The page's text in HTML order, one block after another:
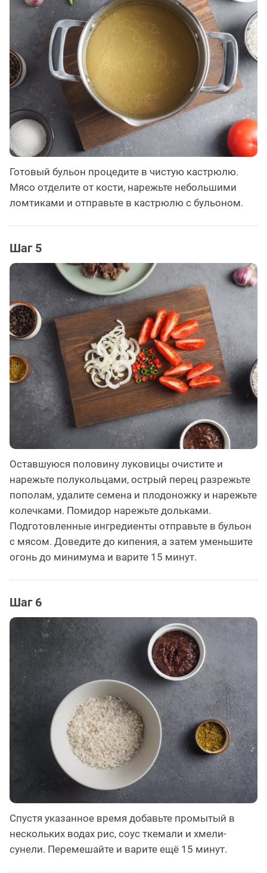
Готовый бульон процедите в чистую кастрюлю.
Мясо отделите от кости, нарежьте небольшими
ломтиками и отправьте в кастрюлю с бульоном.
Шаг 5
Оставшуюся половину луковицы очистите и
нарежьте полукольцами, острый перец разрежьте
пополам, удалите семена и плодоножку и нарежьте
колечками. Помидор нарежьте дольками.
Подготовленные ингредиенты отправьте в бульон
с мясом. Доведите до кипения, а затем уменьшите
огонь до минимума и варите 15 минут.
Шаг 6
Спустя указанное время добавьте промытый в
нескольких водах рис, соус ткемали и хмели-
сунели. Перемешайте и варите ещё 15 минут.